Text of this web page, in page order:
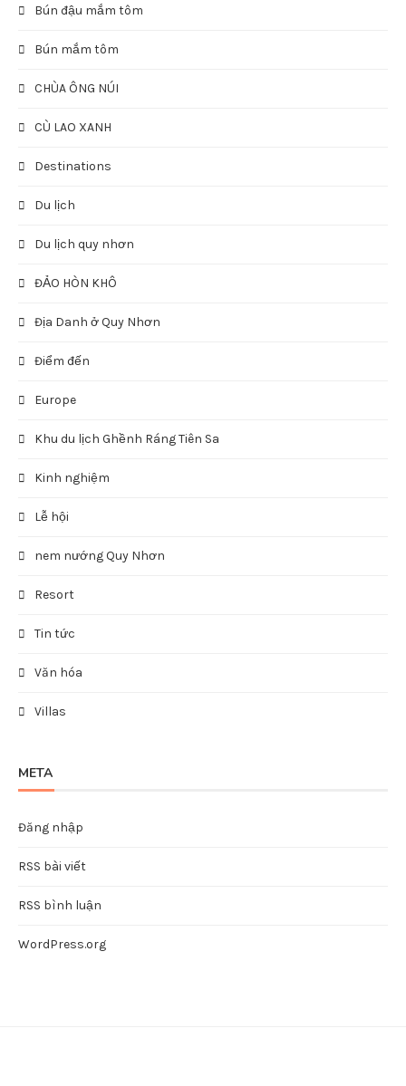
Bún đậu mắm tôm
Bún mắm tôm
CHÙA ÔNG NÚI
CÙ LAO XANH
Destinations
Du lịch
Du lịch quy nhơn
ĐẢO HÒN KHÔ
Địa Danh ở Quy Nhơn
Điểm đến
Europe
Khu du lịch Ghềnh Ráng Tiên Sa
Kinh nghiệm
Lễ hội
nem nướng Quy Nhơn
Resort
Tin tức
Văn hóa
Villas
META
Đăng nhập
RSS bài viết
RSS bình luận
WordPress.org